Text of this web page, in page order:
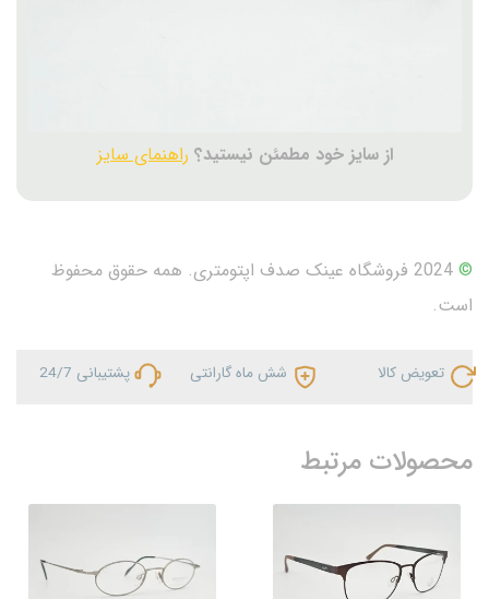
از سایز خود مطمئن نیستید؟ راهنمای سایز
©
2024 فروشگاه عینک صدف اپتومتری. همه حقوق محفوظ
است.
تعویض کالا شش ماه گارانتی پشتیبانی 24/7
محصولات مرتبط